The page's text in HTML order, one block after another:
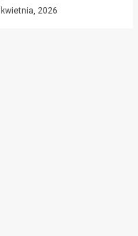
kwietnia, 2026